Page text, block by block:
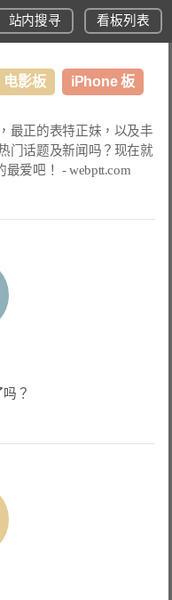
站内搜寻 看板列表
电影板 iPhone 板
最正的表特正妹，以及丰
门话题及新闻吗？现在就
最爱吧！ -webptt.com
？